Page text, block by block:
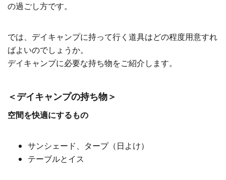
の過ごし方です。
では、デイキャンプに持って行く道具はどの程度用意すれ
ばよいのでしょうか。
デイキャンプに必要な持ち物をご紹介します。
＜デイキャンプの持ち物＞
空間を快適にするもの
サンシェード、タープ（日よけ）
テーブルとイス